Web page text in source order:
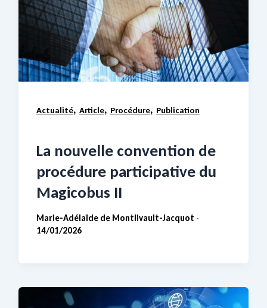
Actualité, Article, Procédure, Publication
La nouvelle convention de
procédure participative du
Magicobus II
Marie-Adélaïde de Montlivault-Jacquot -
14/01/2026